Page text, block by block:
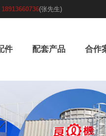
18913660736(张先生)
件 配套产品 合作